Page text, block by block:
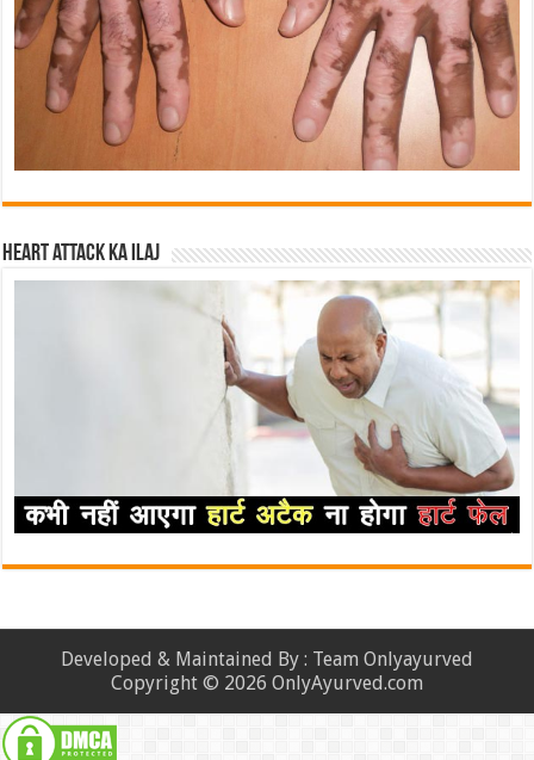
Heart attack ka ilaj
Developed & Maintained By : Team Onlyayurved
Copyright © 2026 OnlyAyurved.com